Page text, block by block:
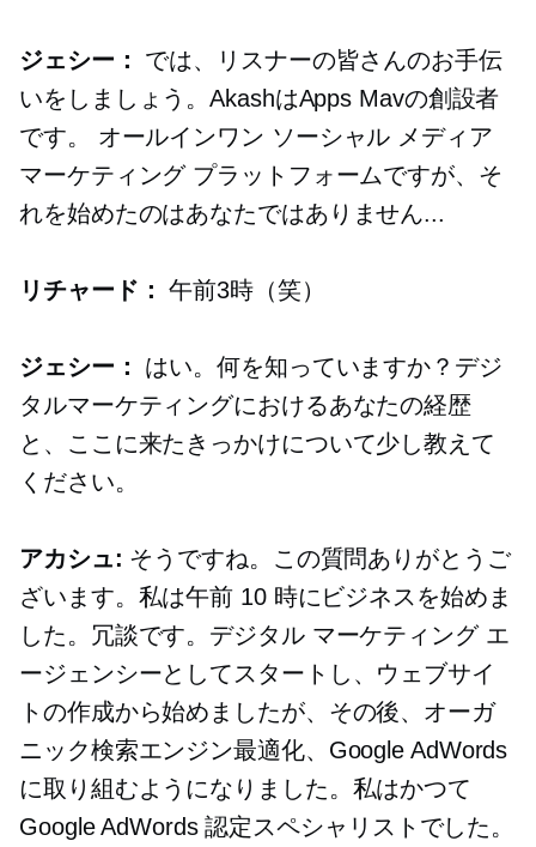
ジェシー：
では、リスナーの皆さんのお手伝
いをしましょう。AkashはApps Mavの創設者
です。 オールインワン ソーシャル メディア
マーケティング プラットフォームですが、そ
れを始めたのはあなたではありません...
リチャード： 午前3時（笑）
ジェシー：
はい。何を知っていますか？デジ
タルマーケティングにおけるあなたの経歴
と、ここに来たきっかけについて少し教えて
ください。
アカシュ: そうですね。この質問ありがとうご
ざいます。私は午前 10 時にビジネスを始めま
した。冗談です。デジタル マーケティング エ
ージェンシーとしてスタートし、ウェブサイ
トの作成から始めましたが、その後、オーガ
ニック検索エンジン最適化、Google AdWords
に取り組むようになりました。私はかつて
Google AdWords 認定スペシャリストでした。